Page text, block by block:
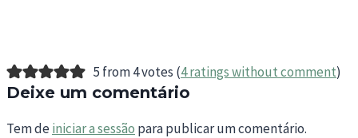
5 from 4 votes (4 ratings without comment)
Deixe um comentário
Tem deiniciar a sessão para publicar um comentário.